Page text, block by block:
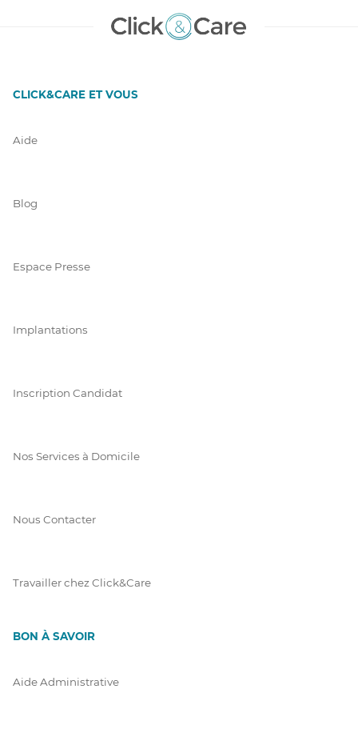
CLICK&CARE ET VOUS
Aide
Blog
Espace Presse
Implantations
Inscription Candidat
Nos Services à Domicile
Nous Contacter
Travailler chez Click&Care
BON À SAVOIR
Aide Administrative